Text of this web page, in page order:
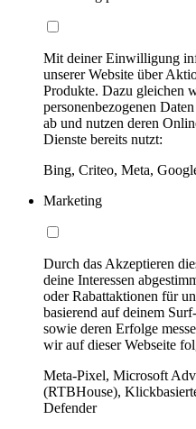
Mit deiner Einwilligung
unserer Website über
Produkte. Dazu gleichen
personenbezogenen
ab und nutzen deren
Dienste bereits nutzt:
Bing, Criteo, Meta,
Marketing
Durch das Akzeptieren
deine Interessen
oder Rabattaktionen für
basierend auf deinem
sowie deren Erfolge
wir auf dieser Webseite
Meta-Pixel, Microsoft
(RTBHouse),
Defender